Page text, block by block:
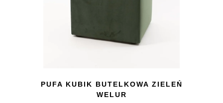
PUFA KUBIK BUTELKOWA ZIELEŃ
WELUR